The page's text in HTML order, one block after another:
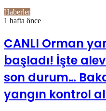
Haberler
1 hafta önce
CANLI Orman
başladı! İşte
son durum…
yangın kontrol